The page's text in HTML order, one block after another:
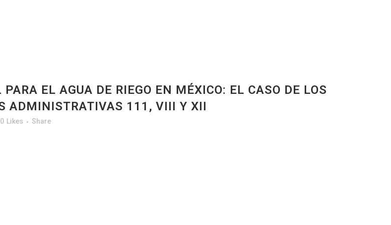
EL AGUA DE RIEGO EN MÉXICO: EL CASO DE LOS
ADMINISTRATIVAS 111, VIII Y XII
0 Likes Share